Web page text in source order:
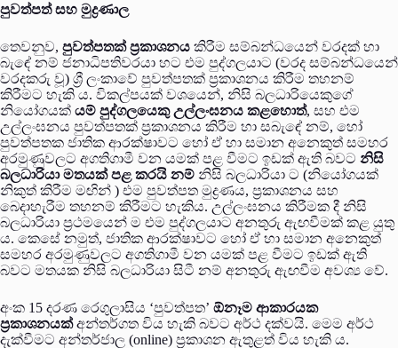
පුවත්පත් සහ මුද්‍රණාල
තෙවනුව, පුවත්පතක් ප්‍රකාශනය කිරීම සම්බන්ධයෙන් වරදක් හා
බැඳේ නම් ජනාධිපතිවරයා හට එම පුද්ගලයාට (වරද සම්බන්ධයෙන්
වරදකරු වූ) ශ්‍රී ලංකාවේ පුවත්පතක් ප්‍රකාශනය කිරීම තහනම්
කිරීමට හැකි ය. විකල්පයක් වශයෙන්, නිසි බලධාරියෙකුගේ
නියෝගයක් යම් පුද්ගලයෙකු උල්ලංඝනය කළහොත්, සහ එම
උල්ලංඝනය පුවත්පතක් ප්‍රකාශනය කිරීම හා සබැඳේ නම්, හෝ
පුවත්පතක ජාතික ආරක්ෂාවට හෝ ඒ හා සමාන අනෙකුත් සමහර
අරමුණුවලට අගතිගාමී වන යමක් පළ වීමට ඉඩක් ඇති බවට නිසි
බලධාරියා මතයක් පළ කරයි නම් නිසි බලධාරියා ට (නියෝගයක්
නිකුත් කිරීම මඟින් ) එම පුවත්පත මුද්‍රණය, ප්‍රකාශනය සහ
බෙදාහැරීම තහනම් කිරීමට හැකිය. උල්ලංඝනය කිරීමක දී නිසි
බලධාරියා ප්‍රථමයෙන් ම එම පුද්ගලයාට අනතුරු ඇඟවීමක් කළ යුතු
ය. කෙසේ නමුත්, ජාතික ආරක්ෂාවට හෝ ඒ හා සමාන අනෙකුත්
සමහර අරමුණුවලට අගතිගාමී වන යමක් පළ වීමට ඉඩක් ඇති
බවට මතයක නිසි බලධාරියා සිටී නම් අනතුරු ඇඟවීම අවශ්‍ය වේ.
අංක 15 දරණ රෙගුලාසිය ‘පුවත්පත’ ඕනෑම ආකාරයක
ප්‍රකාශනයක්අන්තර්ගත විය හැකි බවට අර්ථ දක්වයි. මෙම අර්ථ
දැක්වීමට අන්තර්ජාල (online) ප්‍රකාශන ඇතුළත් විය හැකි ය.